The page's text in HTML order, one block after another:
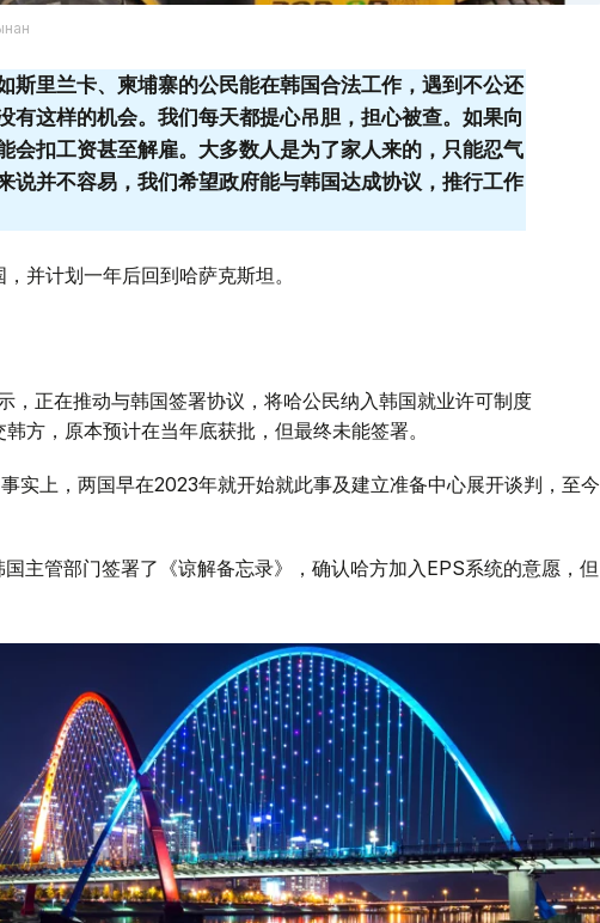
斯里兰卡、柬埔寨的公民能在韩国合法工作，遇到不公还
有这样的机会。我们每天都提心吊胆，担心被查。如果向
会扣工资甚至解雇。大多数人是为了家人来的，只能忍气
说并不容易，我们希望政府能与韩国达成协议，推行工作
并计划一年后回到哈萨克斯坦。
，正在推动与韩国签署协议，将哈公民纳入韩国就业许可制度
方，原本预计在当年底获批，但最终未能签署。
实上，两国早在2023年就开始就此事及建立准备中心展开谈判，至今
主管部门签署了《谅解备忘录》，确认哈方加入EPS系统的意愿，但